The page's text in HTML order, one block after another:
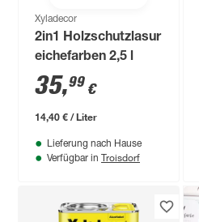
Xyladecor
2in1 Holzschutzlasur
eichefarben 2,5 l
35,99 €
14,40 € / Liter
Lieferung nach Hause
Verfügbar in Troisdorf